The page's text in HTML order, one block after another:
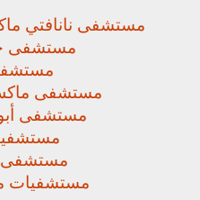
مستشفى نانافتي
مستشفى
مستشفى
مستشفى
مستشفى
مستشفيات